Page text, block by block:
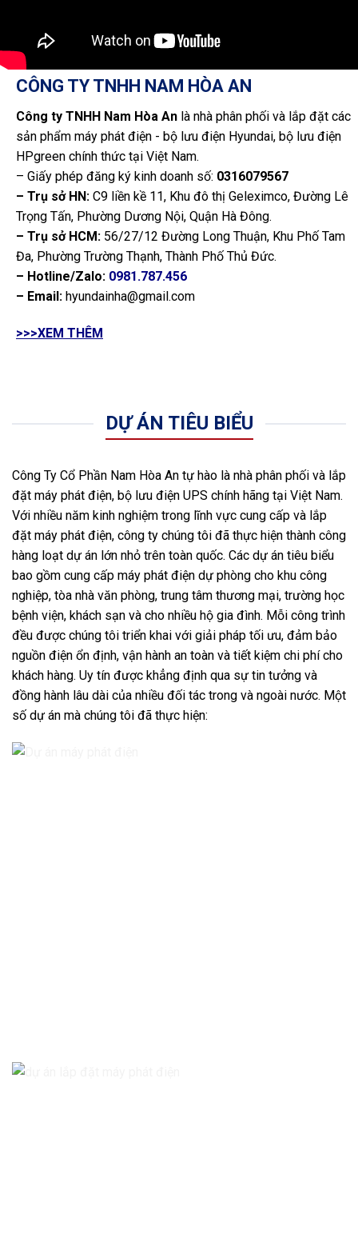
CÔNG TY TNHH NAM HÒA AN
Công ty TNHH Nam Hòa An là nhà phân phối và lắp đặt các
sản phẩm máy phát điện - bộ lưu điện Hyundai, bộ lưu điện
HPgreen chính thức tại Việt Nam.
– Giấy phép đăng ký kinh doanh số: 0316079567
– Trụ sở HN: C9 liền kề 11, Khu đô thị Geleximco, Đường Lê
Trọng Tấn, Phường Dương Nội, Quận Hà Đông.
– Trụ sở HCM: 56/27/12 Đường Long Thuận, Khu Phố Tam
Đa, Phường Trường Thạnh, Thành Phố Thủ Đức.
– Hotline/Zalo: 0981.787.456
– Email: hyundainha@gmail.com
>>>XEM THÊM
DỰ ÁN TIÊU BIỂU
Công Ty Cổ Phần Nam Hòa An tự hào là nhà phân phối và lắp
đặt máy phát điện, bộ lưu điện UPS chính hãng tại Việt Nam.
Với nhiều năm kinh nghiệm trong lĩnh vực cung cấp và lắp
đặt máy phát điện, công ty chúng tôi đã thực hiện thành công
hàng loạt dự án lớn nhỏ trên toàn quốc. Các dự án tiêu biểu
bao gồm cung cấp máy phát điện dự phòng cho khu công
nghiệp, tòa nhà văn phòng, trung tâm thương mại, trường học
bệnh viện, khách sạn và cho nhiều hộ gia đình. Mỗi công trình
đều được chúng tôi triển khai với giải pháp tối ưu, đảm bảo
nguồn điện ổn định, vận hành an toàn và tiết kiệm chi phí cho
khách hàng. Uy tín được khẳng định qua sự tin tưởng và
đồng hành lâu dài của nhiều đối tác trong và ngoài nước. Một
số dự án mà chúng tôi đã thực hiện: